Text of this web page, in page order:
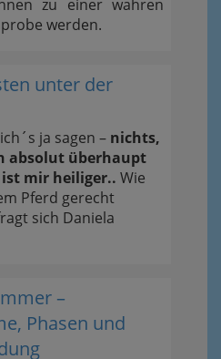
zu einer wahren
werden.
unter der
ja sagen – nichts,
absolut überhaupt
mir heiliger.. Wie
Pferd gerecht
sich Daniela
–
Phasen und